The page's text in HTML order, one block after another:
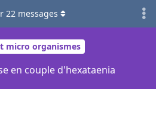
micro organismes
en couple d'hexataenia
22 messages